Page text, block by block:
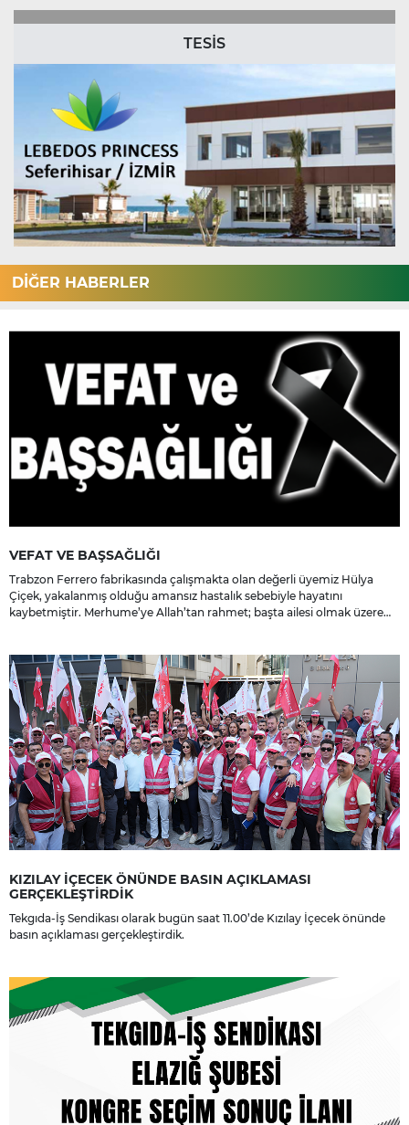
TESİS
DİĞER HABERLER
VEFAT VE BAŞSAĞLIĞI
Trabzon Ferrero fabrikasında çalışmakta olan değerli üyemiz Hülya
Çiçek, yakalanmış olduğu amansız hastalık sebebiyle hayatını
kaybetmiştir. Merhume’ye Allah’tan rahmet; başta ailesi olmak üzere
KIZILAY İÇECEK ÖNÜNDE BASIN AÇIKLAMASI
GERÇEKLEŞTİRDİK
Tekgıda-İş Sendikası olarak bugün saat 11.00’de Kızılay İçecek önünde
basın açıklaması gerçekleştirdik.